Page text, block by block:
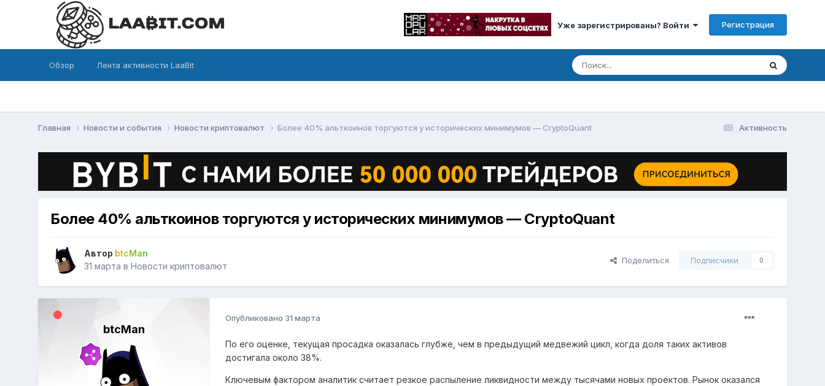
Уже зарегистрированы? Войти Регистрация
Обзор Лента активности LaaBit
Активность
Главная Новости и события Новости криптовалют Более 40% альткоинов торгуются у исторических минимумов — CryptoQuant
Более 40% альткоинов торгуются у исторических минимумов — CryptoQuant
Автор btcMan
31 марта вНовости криптовалют
Поделиться Подписчики 0
btcMan
Опубликовано 31 марта
По его оценке, текущая просадка оказалась глубже, чем в предыдущий медвежий цикл, когда доля таких активов
достигала около 38%.
Ключевым фактором аналитик считает резкое распыление ликвидности между тысячами новых проектов. Рынок оказался